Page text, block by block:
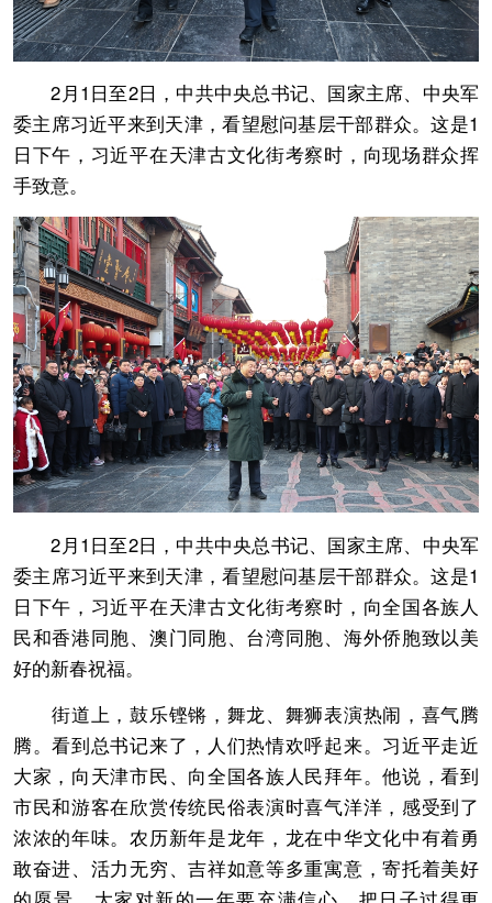
2月1日至2日，中共中央总书记、国家主席、中央军
委主席习近平来到天津，看望慰问基层干部群众。这是1
日下午，习近平在天津古文化街考察时，向现场群众挥
手致意。
2月1日至2日，中共中央总书记、国家主席、中央军
委主席习近平来到天津，看望慰问基层干部群众。这是1
日下午，习近平在天津古文化街考察时，向全国各族人
民和香港同胞、澳门同胞、台湾同胞、海外侨胞致以美
好的新春祝福。
街道上，鼓乐铿锵，舞龙、舞狮表演热闹，喜气腾
腾。看到总书记来了，人们热情欢呼起来。习近平走近
大家，向天津市民、向全国各族人民拜年。他说，看到
市民和游客在欣赏传统民俗表演时喜气洋洋，感受到了
浓浓的年味。农历新年是龙年，龙在中华文化中有着勇
敢奋进、活力无穷、吉祥如意等多重寓意，寄托着美好